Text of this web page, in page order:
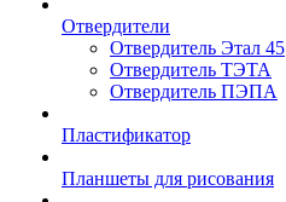
Отвердители
Отвердитель Этал 45
Отвердитель ТЭТА
Отвердитель ПЭПА
Пластификатор
Планшеты для рисования